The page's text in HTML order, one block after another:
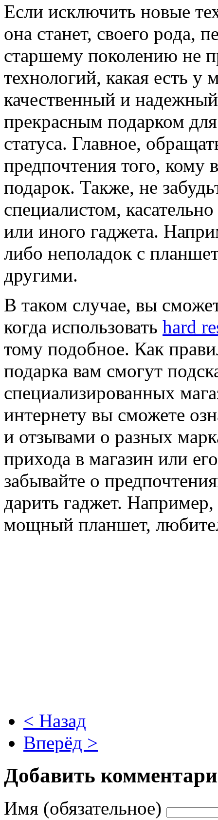
Если исключить новые
она станет, своего рода,
старшему поколению не
технологий, какая есть
качественный и
прекрасным подарком
статуса. Главное,
предпочтения того, кому
подарок. Также, не
специалистом,
или иного гаджета.
либо неполадок с
другими.
В таком случае, вы
когда использовать hard
тому подобное. Как
подарка вам смогут
специализированных
интернету вы сможете
и отзывами о разных
прихода в магазин или
забывайте о
дарить гаджет.
мощный планшет,
< Назад
Вперёд >
Добавить
Имя (обязательное)